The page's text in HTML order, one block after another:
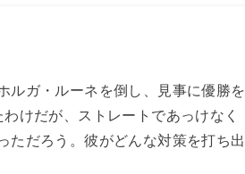
ルガ・ルーネを倒し、見事に優勝を
けだが、ストレートであっけなく
ただろう。彼がどんな対策を打ち出